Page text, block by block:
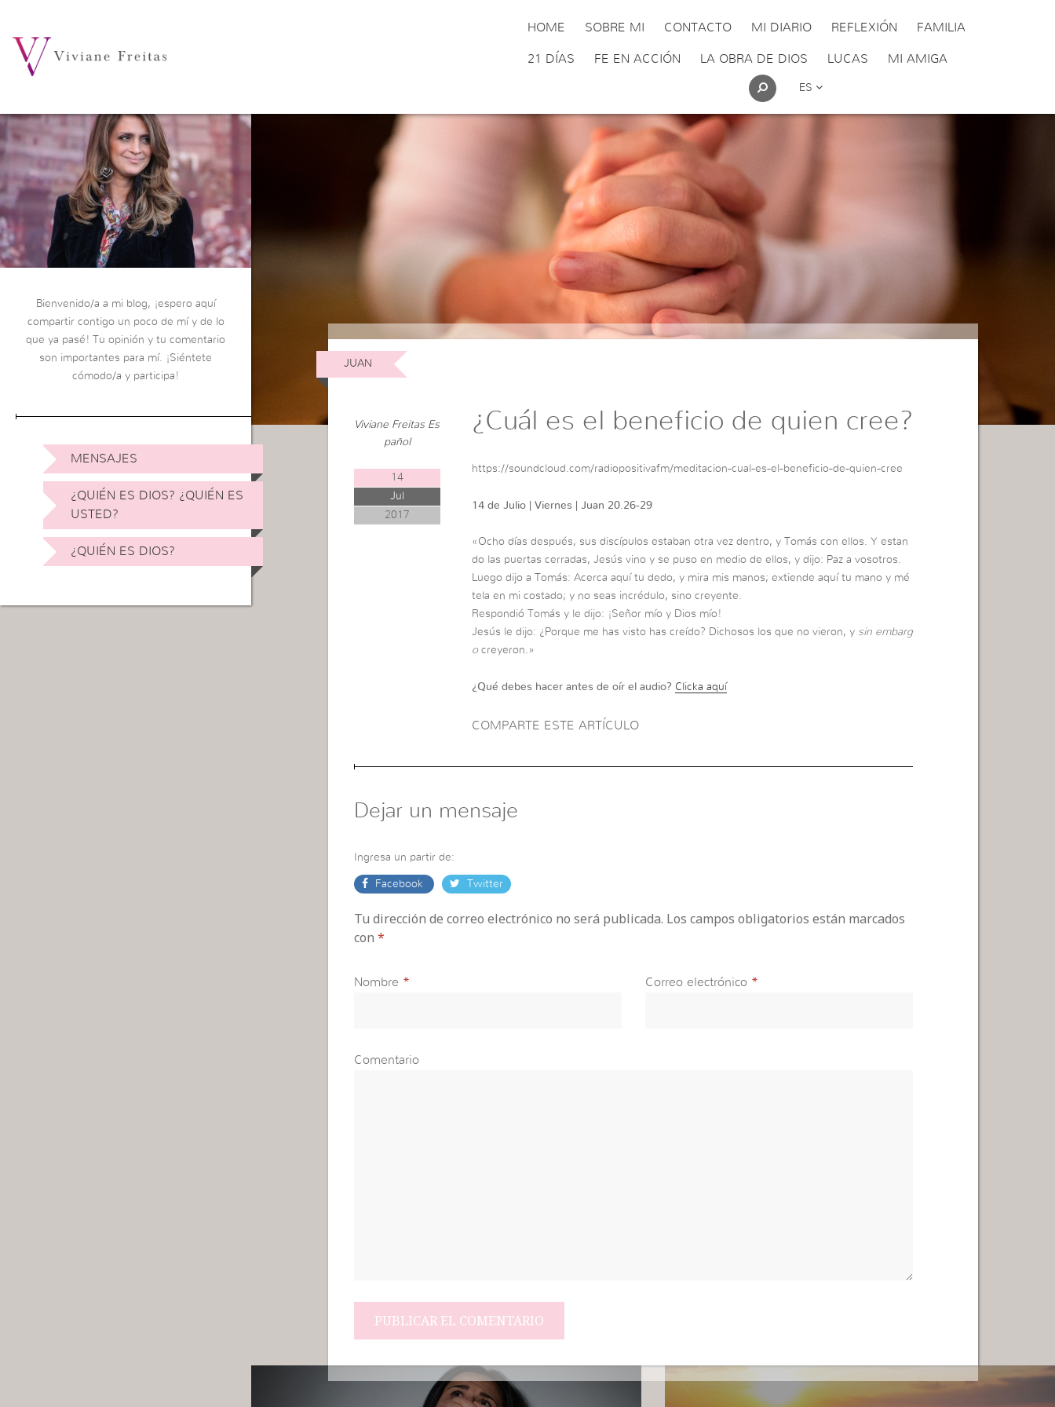
HOME SOBRE MI CONTACTO MI DIARIO REFLEXIÓN FAMILIA
21 DÍAS FE EN ACCIÓN LA OBRA DE DIOS LUCAS MI AMIGA
ES
Bienvenido/a a mi blog, ¡espero aquí
compartir contigo un poco de mí y de lo
que ya pasé! Tu opinión y tu comentario
son importantes para mí. ¡Siéntete
cómodo/a y participa!
MENSAJES
¿QUIÉN ES DIOS? ¿QUIÉN ES
USTED?
¿QUIÉN ES DIOS?
JUAN
Viviane Freitas Es
pañol
14
Jul
2017
¿Cuál es el beneficio de quien cree?
https://soundcloud.com/radiopositivafm/meditacion-cual-es-el-beneficio-de-quien-cree
14 de Julio | Viernes | Juan 20.26-29
«Ocho días después, sus discípulos estaban otra vez dentro, y Tomás con ellos. Y estan
do las puertas cerradas, Jesús vino y se puso en medio de ellos, y dijo: Paz a vosotros.
Luego dijo a Tomás: Acerca aquí tu dedo, y mira mis manos; extiende aquí tu mano y mé
tela en mi costado; y no seas incrédulo, sino creyente.
Respondió Tomás y le dijo: ¡Señor mío y Dios mío!
Jesús le dijo: ¿Porque me has visto has creído? Dichosos los que no vieron, y sin embarg
ocreyeron.»
¿Qué debes hacer antes de oír el audio? Clicka aquí
COMPARTE ESTE ARTÍCULO
Dejar un mensaje
Ingresa un partir de:
Facebook Twitter
Tu dirección de correo electrónico no será publicada. Los campos obligatorios están marcados
con *
Nombre * Correo electrónico *
Comentario